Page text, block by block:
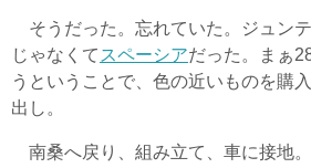
そうだった。忘れていた。ジュン
じゃなくて スペーシアだった。まぁ
うということで、色の近いものを購
出し。
南桑へ戻り、組み立て、車に接地。